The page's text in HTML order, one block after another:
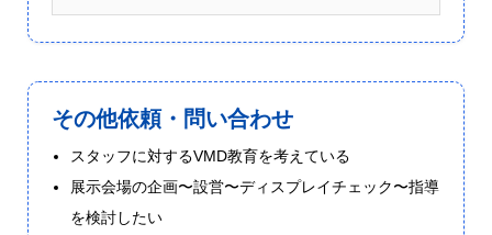
その他依頼・問い合わせ
スタッフに対するVMD教育を考えている
展示会場の企画〜設営〜ディスプレイチェック〜指導
を検討したい